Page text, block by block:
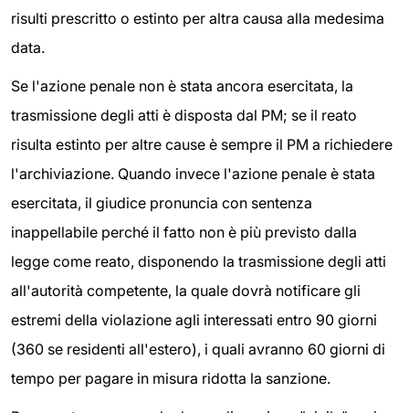
risulti prescritto o estinto per altra causa alla medesima
data.
Se l'azione penale non è stata ancora esercitata, la
trasmissione degli atti è disposta dal PM; se il reato
risulta estinto per altre cause è sempre il PM a richiedere
l'archiviazione. Quando invece l'azione penale è stata
esercitata, il giudice pronuncia con sentenza
inappellabile perché il fatto non è più previsto dalla
legge come reato, disponendo la trasmissione degli atti
all'autorità competente, la quale dovrà notificare gli
estremi della violazione agli interessati entro 90 giorni
(360 se residenti all'estero), i quali avranno 60 giorni di
tempo per pagare in misura ridotta la sanzione.